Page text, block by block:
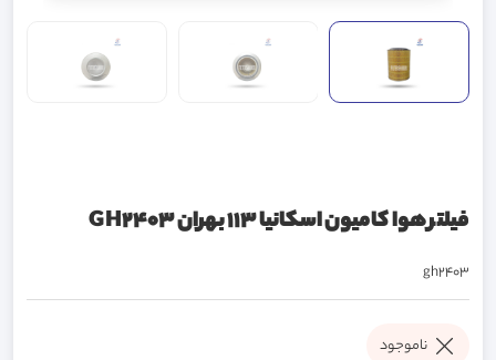
فیلتر هوا کامیون اسکانیا 113 بهران GH2403
gh2403
ناموجود